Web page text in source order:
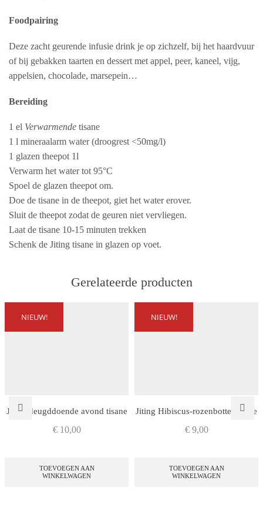
Foodpairing
Deze zacht geurende infusie drink je op zichzelf, bij het haardvuur
of bij gebakken taarten en dessert met appel, peer, kaneel, vijg,
appelsien, chocolade, marsepein…
Bereiding
1 el Verwarmende tisane
1 l mineraalarm water (droogrest <50mg/l)
1 glazen theepot 1l
Verwarm het water tot 95°C
Spoel de glazen theepot om.
Doe de tisane in de theepot, giet het water erover.
Sluit de theepot zodat de geuren niet vervliegen.
Laat de tisane 10-15 minuten trekken
Schenk de Jiting tisane in glazen op voet.
Gerelateerde producten
NIEUW!
Jiting deugddoende avond tisane
€10,00
TOEVOEGEN AAN
WINKELWAGEN
NIEUW!
Jiting Hibiscus-rozenbottel tisane
€9,00
TOEVOEGEN AAN
WINKELWAGEN